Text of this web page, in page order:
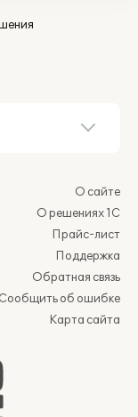
О сайте
О решениях 1С
Прайс-лист
Поддержка
Обратная связь
Сообщить об ошибке
Карта сайта